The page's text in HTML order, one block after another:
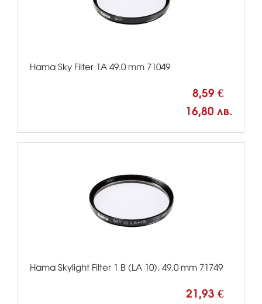
Hama Sky Filter 1A 49.0 mm 71049
8,59 €
16,80 лв.
Hama Skylight Filter 1 B (LA 10), 49.0 mm 71749
21,93 €